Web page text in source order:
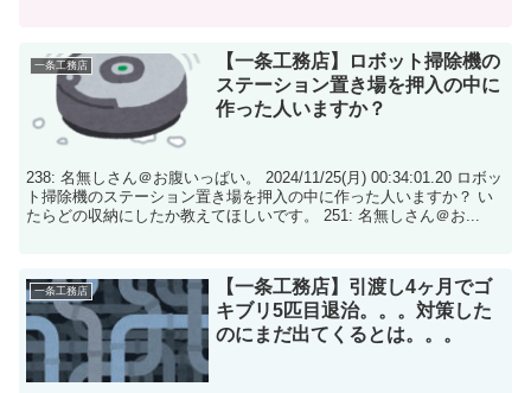
一条工務店
【一条工務店】ロボット掃除機の
ステーション置き場を押入の中に
作った人いますか？
238: 名無しさん＠お腹いっぱい。 2024/11/25(月) 00:34:01.20 ロボッ
ト掃除機のステーション置き場を押入の中に作った人いますか？ い
たらどの収納にしたか教えてほしいです。 251: 名無しさん＠お...
一条工務店
【一条工務店】引渡し4ヶ月でゴ
キブリ5匹目退治。。。対策した
のにまだ出てくるとは。。。